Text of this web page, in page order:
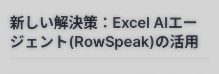
新しい解決策：Excel AIエー
ジェント(RowSpeak)の活用